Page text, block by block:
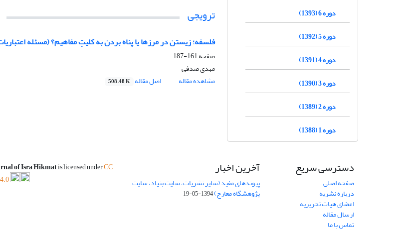
ترویجی
فلسفه؛ زیستن در مرزها یا پناه بردن به کلیتِ مفاهیم؟ (مسئله
صفحه161-187
مهدی صدفی
مشاهده مقاله
اصل مقاله 508.48 K
دوره 6 (1393)
دوره 5 (1392)
دوره 4 (1391)
دوره 3 (1390)
دوره 2 (1389)
دوره 1 (1388)
دسترسی سریع
صفحه اصلی
درباره نشریه
اعضای هیات تحریریه
ارسال مقاله
تماس با ما
آخرین اخبار
پیوندهای مفید (سایر نشریات، سایت بنیاد، سایت
پژوهشگاه معارج)1394-05-19
of Isra Hikmatis licensed underCC